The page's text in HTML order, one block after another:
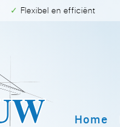
✓ Flexibel en efficiënt
Home